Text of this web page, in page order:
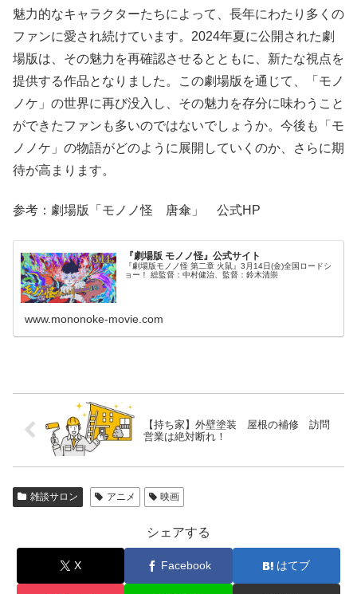
魅力的なキャラクターたちによって、長年にわたり多くの
ファンに愛され続けています。2024年夏に公開された劇
場版は、その魅力を再確認させるとともに、新たな視点を
提供する作品となりました。この劇場版を通じて、「モノ
ノケ」の世界に再び没入し、その魅力を存分に味わうこと
ができたファンも多いのではないでしょうか。今後も「モ
ノノケ」の物語がどのように展開していくのか、さらに期
待が高まります。
参考：劇場版「モノノ怪 唐傘」 公式HP
『劇場版 モノノ怪』公式サイト
『劇場版モノノ怪 第二章 火鼠』3月14日(金)全国ロードシ
ョー！ 総監督：中村健治、監督：鈴木清崇
www.mononoke-movie.com
【持ち家】外壁塗装 屋根の補修 訪問
営業は絶対断れ！
雑談サロン アニメ 映画
シェアする
X Facebook はてブ